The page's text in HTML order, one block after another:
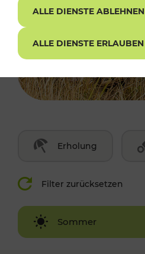
Erholung
Filter zurücksetzen
Sommer
Winter
ALLE DIENSTE ABLEHNEN
ALLE DIENSTE ERLAUBEN